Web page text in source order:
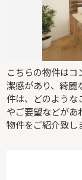
こちらの物件は
潔感があり、綺麗
件は、どのような
やご要望などがあ
物件をご紹介致し